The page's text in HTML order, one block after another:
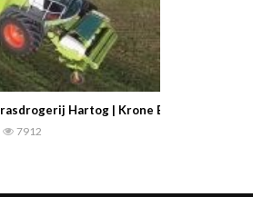
Hartog | Krone Big M 420 &
7912